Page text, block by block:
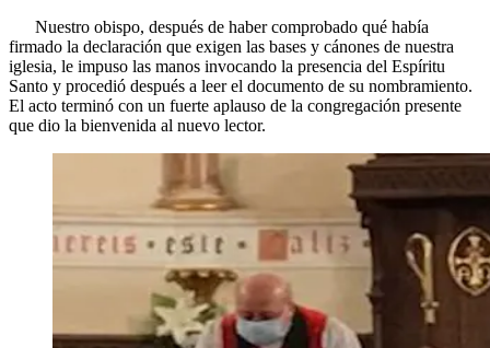
Nuestro obispo, después de haber comprobado qué había
firmado la declaración que exigen las bases y cánones de nuestra
iglesia, le impuso las manos invocando la presencia del Espíritu
Santo y procedió después a leer el documento de su nombramiento.
El acto terminó con un fuerte aplauso de la congregación presente
que dio la bienvenida al nuevo lector.